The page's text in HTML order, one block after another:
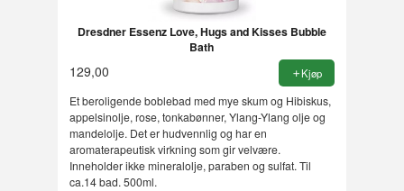
Dresdner Essenz Love, Hugs and Kisses Bubble
Bath
129,00 Kjøp
Et beroligende boblebad med mye skum og Hibiskus,
appelsinolje, rose, tonkabønner, Ylang-Ylang olje og
mandelolje. Det er hudvennlig og har en
aromaterapeutisk virkning som gir velvære.
Inneholder ikke mineralolje, paraben og sulfat. Til
ca.14 bad. 500ml.